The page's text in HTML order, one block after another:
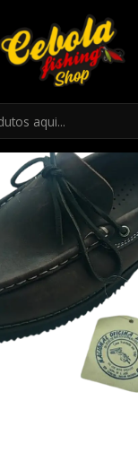
Sapato